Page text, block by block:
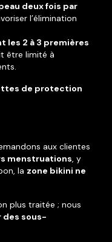
deux fois par
l’élimination
les 2 à 3 premières
être limité à
de protection
aux clientes
menstruations, y
la zone bikini ne
plus traitée ; nous
des sous-